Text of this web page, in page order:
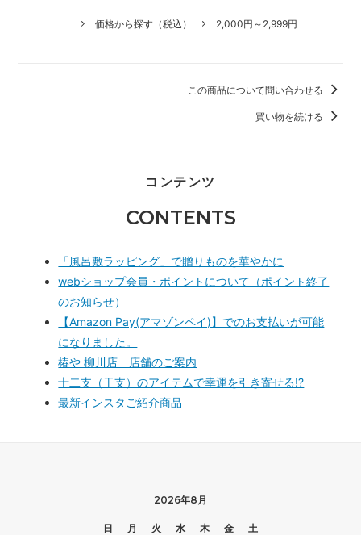
価格から探す（税込） 2,000円～2,999円
この商品について問い合わせる
買い物を続ける
コンテンツ
CONTENTS
「風呂敷ラッピング」で贈りものを華やかに
webショップ会員・ポイントについて（ポイント終了
のお知らせ）
【Amazon Pay(アマゾンペイ)】でのお支払いが可能
になりました。
椿や 柳川店 店舗のご案内
十二支（干支）のアイテムで幸運を引き寄せる!?
最新インスタご紹介商品
2026年8月
日 月 火 水 木 金 土